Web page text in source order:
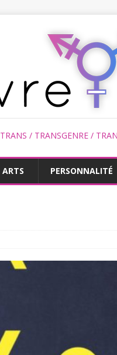
TRANS / TRANSGENRE /
ARTS PERSONNALITÉ